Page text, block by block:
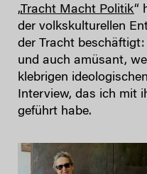
„Tracht Macht Politik“
der volkskulturellen
der Tracht
und auch amüsant,
klebrigen
Interview, das ich mit
geführt habe.